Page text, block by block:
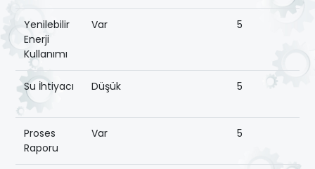
Yenilebilir
Enerji
Kullanımı
Var 5
Su İhtiyacı Düşük 5
Proses
Raporu
Var 5